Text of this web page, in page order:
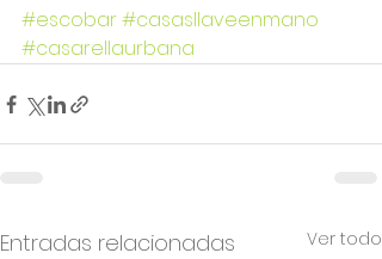
#escobar#casasllaveenmano
#casarellaurbana
Entradas relacionadas Ver todo